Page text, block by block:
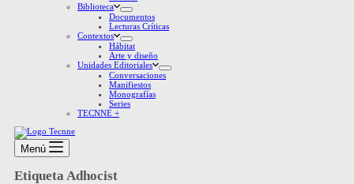
Biblioteca
Documentos
Lecturas Críticas
Contextos
Hábitat
Arte y diseño
Unidades Editoriales
Conversaciones
Manifiestos
Monografías
Series
TECNNE +
Menú
Etiqueta Adhocist